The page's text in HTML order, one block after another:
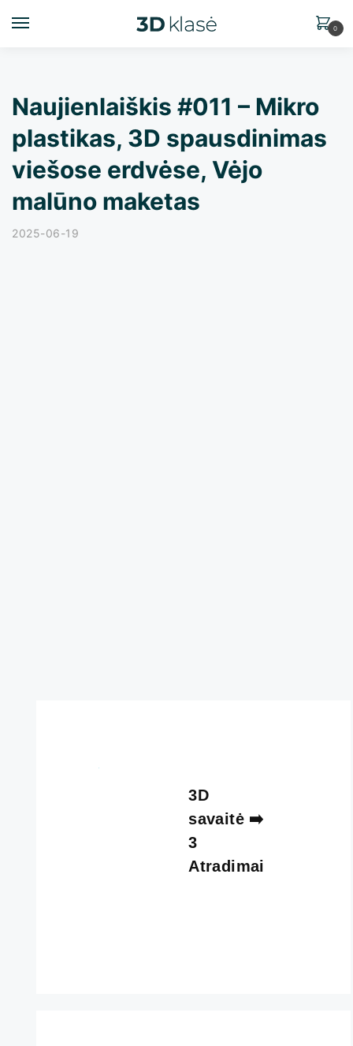
0
Naujienlaiškis #011 – Mikro
plastikas, 3D spausdinimas
viešose erdvėse, Vėjo
malūno maketas
2025-06-19
3D
savaitė ➡️
3
Atradimai